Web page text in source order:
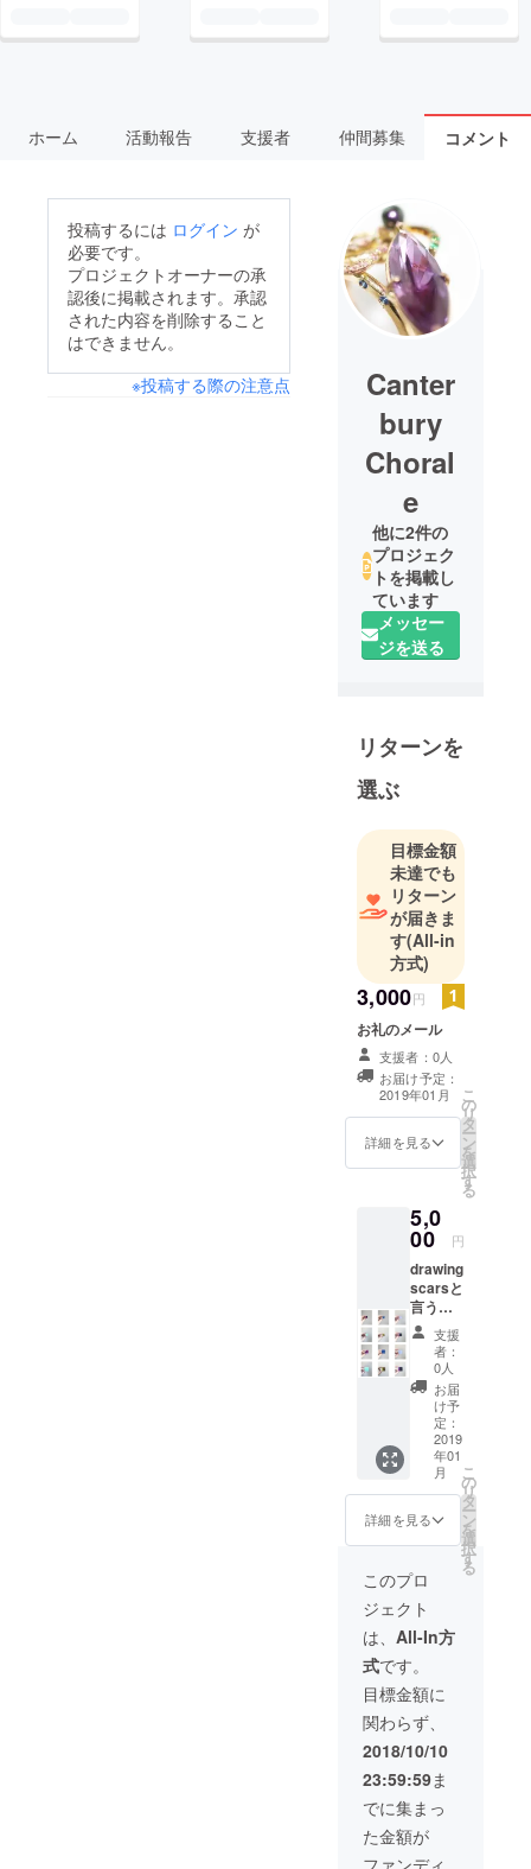
ホーム 活動報告 支援者 仲間募集 コメント
投稿するには ログイン が
必要です。
プロジェクトオーナーの承
認後に掲載されます。承認
された内容を削除すること
はできません。
※投稿する際の注意点
Canter
bury
Choral
e
他に2件の
プロジェク
トを掲載し
ています
メッセー
ジを送る
リターンを
選ぶ
目標金額
未達でも
リターン
が届きま
す(All-in
方式)
3,000円
お礼のメール
支援者：0人
お届け予定：
2019年01月
詳細を見る
こ
の
リ
タ
ー
ン
を
選
択
す
る
5,0
00 円
drawing
scarsと
言うア
イテ
ム、
35×35×
5mmの
ブロー
チと、
20×20×
4mmの
ピア
ス・イ
ヤリン
グ・ピ
ンブ
ローチ
のいず
れかの
２種
セット
をお届
けしま
す。 ※
絵柄、
色、ア
イテム
は選べ
ませ
ん。 ※
写真は
イメー
支援
者：
0人
お届
け予
定：
2019
年01
月
詳細を見る
こ
の
リ
タ
ー
ン
を
選
択
す
る
このプロ
ジェクト
は、 All-In方
式です。
目標金額に
関わらず、
2018/10/10
23:59:59ま
でに集まっ
た金額が
ファンディ